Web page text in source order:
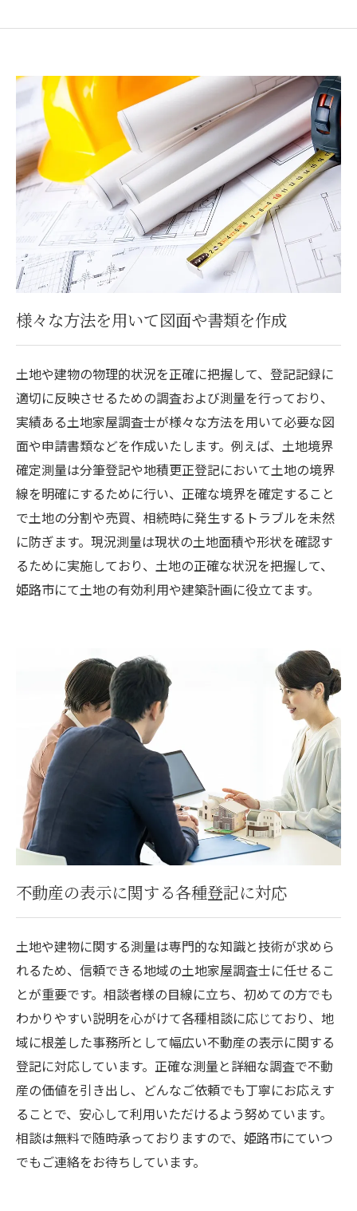
様々な方法を用いて図面や書類を作成
土地や建物の物理的状況を正確に把握して、登記記録に
適切に反映させるための調査および測量を行っており、
実績ある土地家屋調査士が様々な方法を用いて必要な図
面や申請書類などを作成いたします。例えば、土地境界
確定測量は分筆登記や地積更正登記において土地の境界
線を明確にするために行い、正確な境界を確定すること
で土地の分割や売買、相続時に発生するトラブルを未然
に防ぎます。現況測量は現状の土地面積や形状を確認す
るために実施しており、土地の正確な状況を把握して、
姫路市にて土地の有効利用や建築計画に役立てます。
不動産の表示に関する各種登記に対応
土地や建物に関する測量は専門的な知識と技術が求めら
れるため、信頼できる地域の土地家屋調査士に任せるこ
とが重要です。相談者様の目線に立ち、初めての方でも
わかりやすい説明を心がけて各種相談に応じており、地
域に根差した事務所として幅広い不動産の表示に関する
登記に対応しています。正確な測量と詳細な調査で不動
産の価値を引き出し、どんなご依頼でも丁寧にお応えす
ることで、安心して利用いただけるよう努めています。
相談は無料で随時承っておりますので、姫路市にていつ
でもご連絡をお待ちしています。